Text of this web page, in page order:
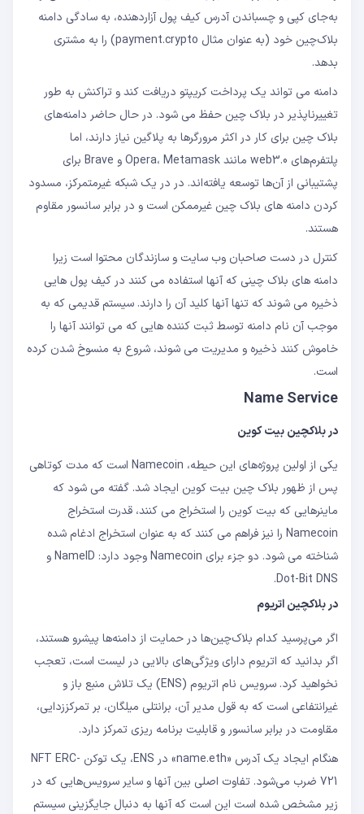
به‌جای کپی و چسباندن آدرس کیف پول آزاردهنده، به سادگی دامنه
بلاک‌چین خود (به عنوان مثال payment.crypto) را به مشتری
بدهد.
دامنه می تواند یک پرداخت کریپتو دریافت کند و تراکنش به طور
تغییرناپذیر در بلاک چین حفظ می شود. در حال حاضر دامنه‌های
بلاک چین برای کار در اکثر مرورگرها به پلاگین نیاز دارند، اما
پلتفرم‌های web3.0 مانند Opera، Metamask و Brave برای
پشتیبانی از آن‌ها توسعه یافته‌اند. در در یک شبکه غیرمتمرکز، مسدود
کردن دامنه های بلاک چین غیرممکن است و در برابر سانسور مقاوم
هستند.
کنترل در دست صاحبان وب سایت و سازندگان محتوا است زیرا
دامنه های بلاک چینی که آنها استفاده می کنند در کیف پول هایی
ذخیره می شوند که تنها آنها کلید آن را دارند. سیستم قدیمی که به
موجب آن نام دامنه توسط ثبت کننده هایی که می توانند آنها را
خاموش کنند ذخیره و مدیریت می شوند، شروع به منسوخ شدن کرده
است.
Name Service
در بلاکچین بیت کوین
یکی از اولین پروژه‌های این حیطه، Namecoin است که مدت کوتاهی
پس از ظهور بلاک چین بیت کوین ایجاد شد. گفته می شود که
ماینرهایی که بیت کوین را استخراج می کنند، قدرت استخراج
Namecoin را نیز فراهم می کنند که به عنوان استخراج ادغام شده
شناخته می شود. دو جزء برای Namecoin وجود دارد: NameID و
Dot-Bit DNS.
در بلاکچین اتریوم
اگر می‌پرسید کدام بلاک‌چین‌ها در حمایت از دامنه‌ها پیشرو هستند،
اگر بدانید که اتریوم دارای ویژگی‌های بالایی در لیست است، تعجب
نخواهید کرد. سرویس نام اتریوم (ENS) یک تلاش منبع باز و
غیرانتفاعی است که به قول مدیر آن، برانتلی میلگان، بر تمرکززدایی،
مقاومت در برابر سانسور و قابلیت برنامه ریزی تمرکز دارد.
هنگام ایجاد یک آدرس «name.eth» در ENS، یک توکن NFT ERC-
721 ضرب می‌شود. تفاوت اصلی بین آنها و سایر سرویس‌هایی که در
زیر مشخص شده است این است که آنها به دنبال جایگزینی سیستم